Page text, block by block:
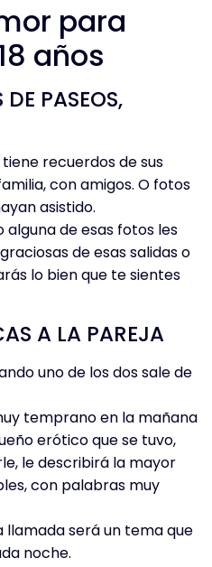
para
años
PASEOS,
recuerdos de sus
con amigos. O fotos
asistido.
alguna de esas fotos les
de esas salidas o
lo bien que te sientes
A LA PAREJA
uno de los dos sale de
temprano en la mañana
erótico que se tuvo,
le describirá la mayor
con palabras muy
llamada será un tema que
noche.